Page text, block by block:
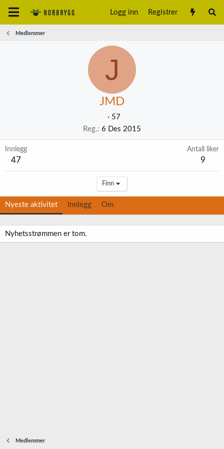
Logg inn Registrer
Medlemmer
J
JMD
· 57
Reg. 6 Des 2015
Innlegg
47
Antall liker
9
Finn
Nyeste aktivitet Innlegg Om
Nyhetsstrømmen er tom.
Medlemmer